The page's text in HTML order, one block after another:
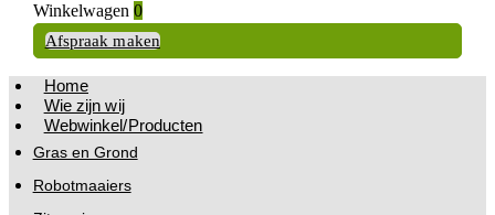
Winkelwagen 0
Afspraak maken
Home
Wie zijn wij
Webwinkel/Producten
Gras en Grond
Robotmaaiers